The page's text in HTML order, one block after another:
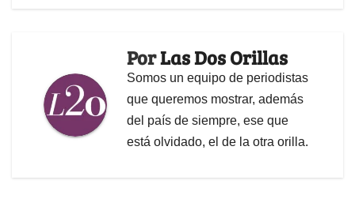
PorLas Dos Orillas
Somos un equipo de periodistas
que queremos mostrar, además
del país de siempre, ese que
está olvidado, el de la otra orilla.